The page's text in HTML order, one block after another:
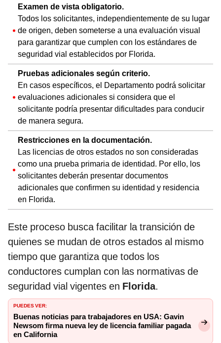
Examen de vista obligatorio.
Todos los solicitantes, independientemente de su lugar
de origen, deben someterse a una evaluación visual
para garantizar que cumplen con los estándares de
seguridad vial establecidos por Florida.
Pruebas adicionales según criterio.
En casos específicos, el Departamento podrá solicitar
evaluaciones adicionales si considera que el
solicitante podría presentar dificultades para conducir
de manera segura.
Restricciones en la documentación.
Las licencias de otros estados no son consideradas
como una prueba primaria de identidad. Por ello, los
solicitantes deberán presentar documentos
adicionales que confirmen su identidad y residencia
en Florida.
Este proceso busca facilitar la transición de
quienes se mudan de otros estados al mismo
tiempo que garantiza que todos los
conductores cumplan con las normativas de
seguridad vial vigentes en Florida.
PUEDES VER:
Buenas noticias para trabajadores en USA: Gavin
Newsom firma nueva ley de licencia familiar pagada
en California